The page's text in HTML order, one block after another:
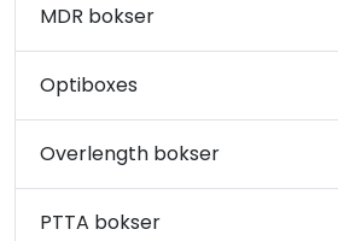
MDR bokser
Optiboxes
Overlength bokser
PTTA bokser